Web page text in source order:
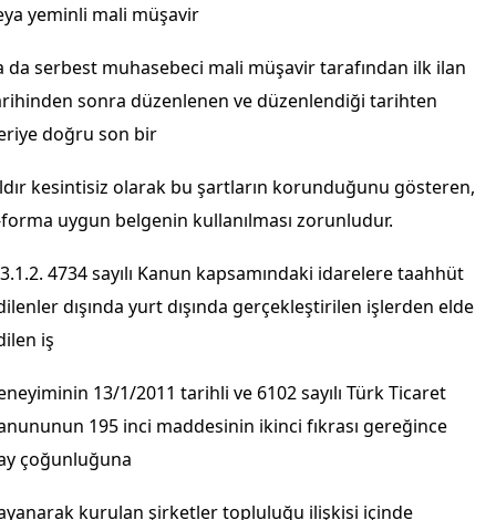
yeminli mali müşavir
da serbest muhasebeci mali müşavir tarafından ilk ilan
sonra düzenlenen ve düzenlendiği tarihten
doğru son bir
kesintisiz olarak bu şartların korunduğunu gösteren,
uygun belgenin kullanılması zorunludur.
4734 sayılı Kanun kapsamındaki idarelere taahhüt
dışında yurt dışında gerçekleştirilen işlerden elde
iş
13/1/2011 tarihli ve 6102 sayılı Türk Ticaret
195 inci maddesinin ikinci fıkrası gereğince
çoğunluğuna
kurulan şirketler topluluğu ilişkisi içinde